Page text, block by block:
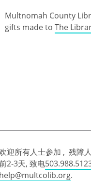
Multnomah County
gifts made to The
迎所有人士参加 , 残障
2-3天, 致电
.